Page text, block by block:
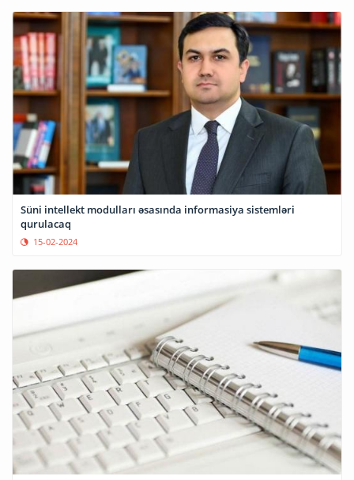
Süni intellekt modulları əsasında informasiya sistemləri
qurulacaq
15-02-2024